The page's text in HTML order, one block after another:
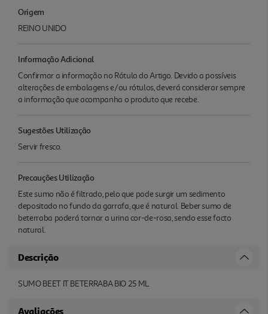
Origem
REINO UNIDO
Informação Adicional
Confirmar a informação no Rótulo do Artigo. Devido a possíveis
alterações de embalagens e/ou rótulos, deverá considerar sempre
a informação que acompanha o produto que recebe.
Sugestões Utilização
Servir fresco.
Precauções Utilização
Este sumo não é filtrado, pelo que pode surgir um sedimento
depositado no fundo da garrafa, que é natural. Beber sumo de
beterraba poderá tornar a urina cor-de-rosa, sendo esse facto
natural.
Descrição
SUMO BEET IT BETERRABA BIO 25 ML
Avaliações